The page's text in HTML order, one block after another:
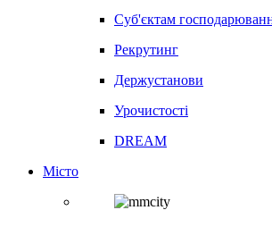
Суб'єктам
Рекрутинг
Держустанови
Урочистості
DREAM
Місто